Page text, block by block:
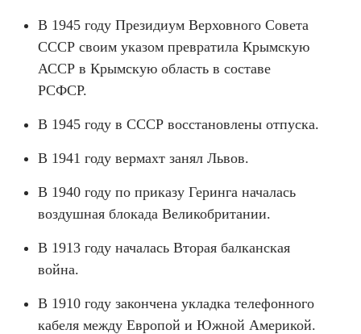
В 1945 году Президиум Верховного Совета
СССР своим указом превратила Крымскую
АССР в Крымскую область в составе
РСФСР.
В 1945 году в СССР восстановлены отпуска.
В 1941 году вермахт занял Львов.
В 1940 году по приказу Геринга началась
воздушная блокада Великобритании.
В 1913 году началась Вторая балканская
война.
В 1910 году закончена укладка телефонного
кабеля между Европой и Южной Америкой.